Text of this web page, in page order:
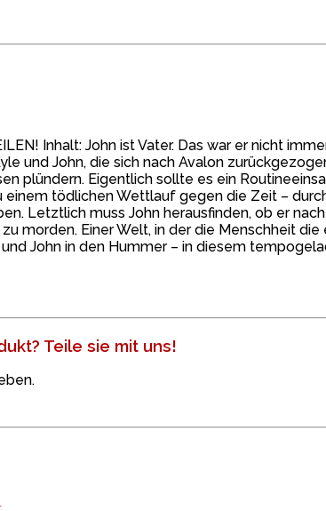
Inhalt: John ist Vater. Das war er nicht
und John, die sich nach Avalon
plündern. Eigentlich sollte es ein
einem tödlichen Wettlauf gegen die Zeit –
Letztlich muss John herausfinden, ob er
morden. Einer Welt, in der die Menschheit
John in den Hummer – in diesem
Teile sie mit uns!